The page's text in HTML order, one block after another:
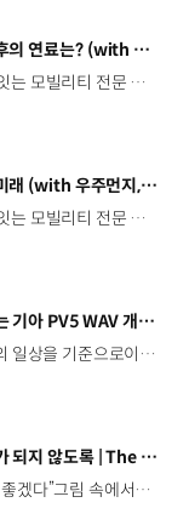
미래 모빌리티를 움직일 최후의 연료는? (with 우주먼지, 항성) | 현대진행형 팟캐스트 EP. 21
세상을 바꿀 기술과 사람을 잇는 모빌리티 전문 팟캐스트, 현대진행형. 🔊 과학커뮤니케이터 이독실, 여도은 앵커,그리고 천문학자 우주먼지, 과학커뮤니케이터 항성과 함께했습니다. 휘발유부터 전기차, 수소전기차, 하이브리드까지미래 모빌리티를 움직일 연료는 무엇일까요? 스물한 번째 에피소드에서는 자동차의 '연료'를 주제로다양한 에너지가 만들어갈 미래 모빌리티 라이프스타일을 이야기합니다. 연료가 바뀌면 자동차도, 우리의 이동 방식도 달라지지 않을까요?현대진행형 21편에서 확인해 보세요. 현대진행형 팟빵▶ 현대진행형 애플 팟캐스트▶현대진행형 스포티파이▶ 00:00 하이라이트00:21 인트로 / 자기소개00:58 자동차의 성격, 무엇으로 결정될까?03:38 연료란, 자동차의 성격을 결정하는 DNA04:24 휘발유는 어떻게 연료 경쟁에서 살아남았을까06:09 휘발유의 과거와 현재, 유연휘발유 속 납성분07:02 지구를 납으로 오염시키던 유연휘발유가 사라진 이유08:47 달리는 전자제품이 된 자동차, SDV 시대로의 전환09:46 '기계공학' 시스템에서 '소프트웨어'로 변화하는 모빌리티11:18 친환경차 시대가 오기까지의 기술적 과제11:43 전기차 배터리가 풀어야 할 숙제12:25 배터리를 관리하는 BMS 기술13:51 수소전기차, 인프라가 먼저일까 수요가 먼저일까?14:23 수소가 청정 연료로 주목받는 이유15:08 우주에서 가장 흔한 원소, 수소 생산과 운송의 현실적인 과제16:49 수소가 필요한 모빌리티는 따로 있다18:21 하이브리드가 대세인 시대, 그 이유는? 19:26 하이브리드는 연료 과도기를 견디게 해주는 기술21:44 전기·수소·하이브리드를 함께 준비하는 멀티 파워트레인 전략이란?23:30 클로징 *본 영상에 포함된 참여자의 의견은 현대자동차그룹의 공식 입장과 다를 수 있습니다. #현대자동차그룹 #현대진행형 #모빌리티팟캐스트 #전기차 #수소전기차 #연료 #에너지 #미래모빌리티 #모빌리티 #팟캐스트
하늘길과 우주 모빌리티의 미래 (with 우주먼지, 항성) | 현대진행형 팟캐스트 EP. 20
세상을 바꿀 기술과 사람을 잇는 모빌리티 전문 팟캐스트, 현대진행형. 🔊 과학커뮤니케이터 이독실, 여도은 앵커,그리고 천문학자 우주먼지, 과학커뮤니케이터 항성과 함께했습니다. 우주정거장을 거쳐 뉴욕으로 향하는 미래를 상상해본 적 있나요?스무 번째 에피소드에서는 하늘 위 교통 체계와 이동 수단의 모습,그리고 지상을 넘어 우주로 확장되는 모빌리티의 가능성까지 살펴봅니다. 하늘길이 열리면 우리의 일상은 어떻게 달라질지,현대진행형 20편에서 확인해 보세요. 현대진행형 팟빵▶현대진행형 애플 팟캐스트▶현대진행형 스포티파이▶ 00:00 하이라이트00:24 인트로 / 자기소개00:47 하늘길의 교통은 어떻게 다를까02:33 하늘의 교통 관제 시스템03:10 하늘을 나는 자동차의 모습은?05:10 미래 하늘길의 동력원과 연료06:42 휘발유 대신 항공유가 쓰일 가능성07:18 자동차에서 모빌리티로의 변화08:13 하늘길 시대의 도로와 도시10:02 우주 모빌리티는 어디까지 가능할까12:18 우주를 경험하는 미래12:57 우주로 확장되는 모빌리티13:30 하늘과 우주에서 좋은 차의 기준은?14:54 우주 관광은 누구나 가능할까16:35 현대로템과 한국 우주 산업의 미래18:37 미래 모빌리티가 바꿀 우리의 일상 *본 영상에 포함된 참여자의 의견은 현대자동차그룹의 공식 입장과 다를 수 있습니다. #현대자동차그룹 #현대진행형 #모빌리티팟캐스트 #UAM #스카이모빌리티 #하늘길 #자율주행 #우주 #우주항공 #모빌리티 #팟캐스트
무한한 이동 경험을 설계하는 기아 PV5 WAV 개발 스토리 | The Moving Room
기아 PV5 WAV는 교통약자의 일상을 기준으로이동 과정을 다시 설계했습니다. 탑승자의 목적에 맞게 확장되는 모빌리티, PV5 WAV 개발 스토리를 영상으로 확인해 보세요. #현대자동차그룹 #TheMovingRoom #기아 #PV5 #PV5WAV #PBV #목적기반모빌리티
이동의 제약이 세상의 한계가 되지 않도록 | The Moving Room
“이 방이 통째로 움직였으면 좋겠다”그림 속에서만 그리던 여행이 현실이 되기까지 기아 PV5 WAV는 필요한 의료 장비를 싣고가족과 한 공간에서 함께 떠날 수 있도록이동의 경험을 다시 설계했습니다. 같은 풍경을 보고, 같은 순간을 나누는 일현대자동차그룹은 모두를 위한 이동을 만들어갑니다. #현대자동차그룹 #TheMovingRoom #PV5 #기아 #목적기반모빌리티 #PV5WAV #PBV